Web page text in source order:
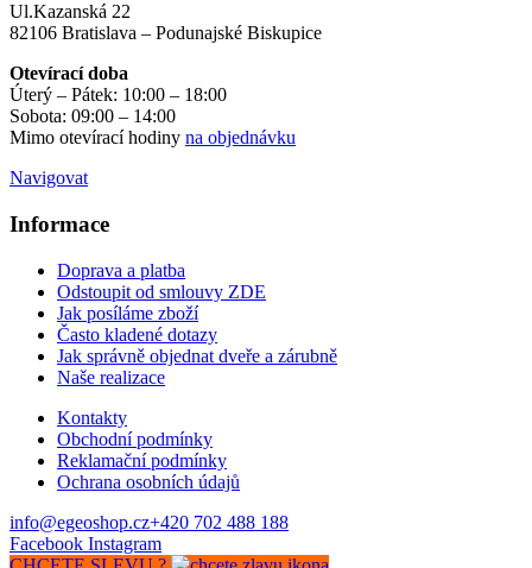
Ul.Kazanská 22
82106 Bratislava – Podunajské Biskupice
Otevírací doba
Úterý – Pátek: 10:00 – 18:00
Sobota: 09:00 – 14:00
Mimo otevírací hodiny na objednávku
Navigovat
Informace
Doprava a platba
Odstoupit od smlouvy ZDE
Jak posíláme zboží
Často kladené dotazy
Jak správně objednat dveře a zárubně
Naše realizace
Kontakty
Obchodní podmínky
Reklamační podmínky
Ochrana osobních údajů
info@egeoshop.cz+420 702 488 188
Facebook Instagram